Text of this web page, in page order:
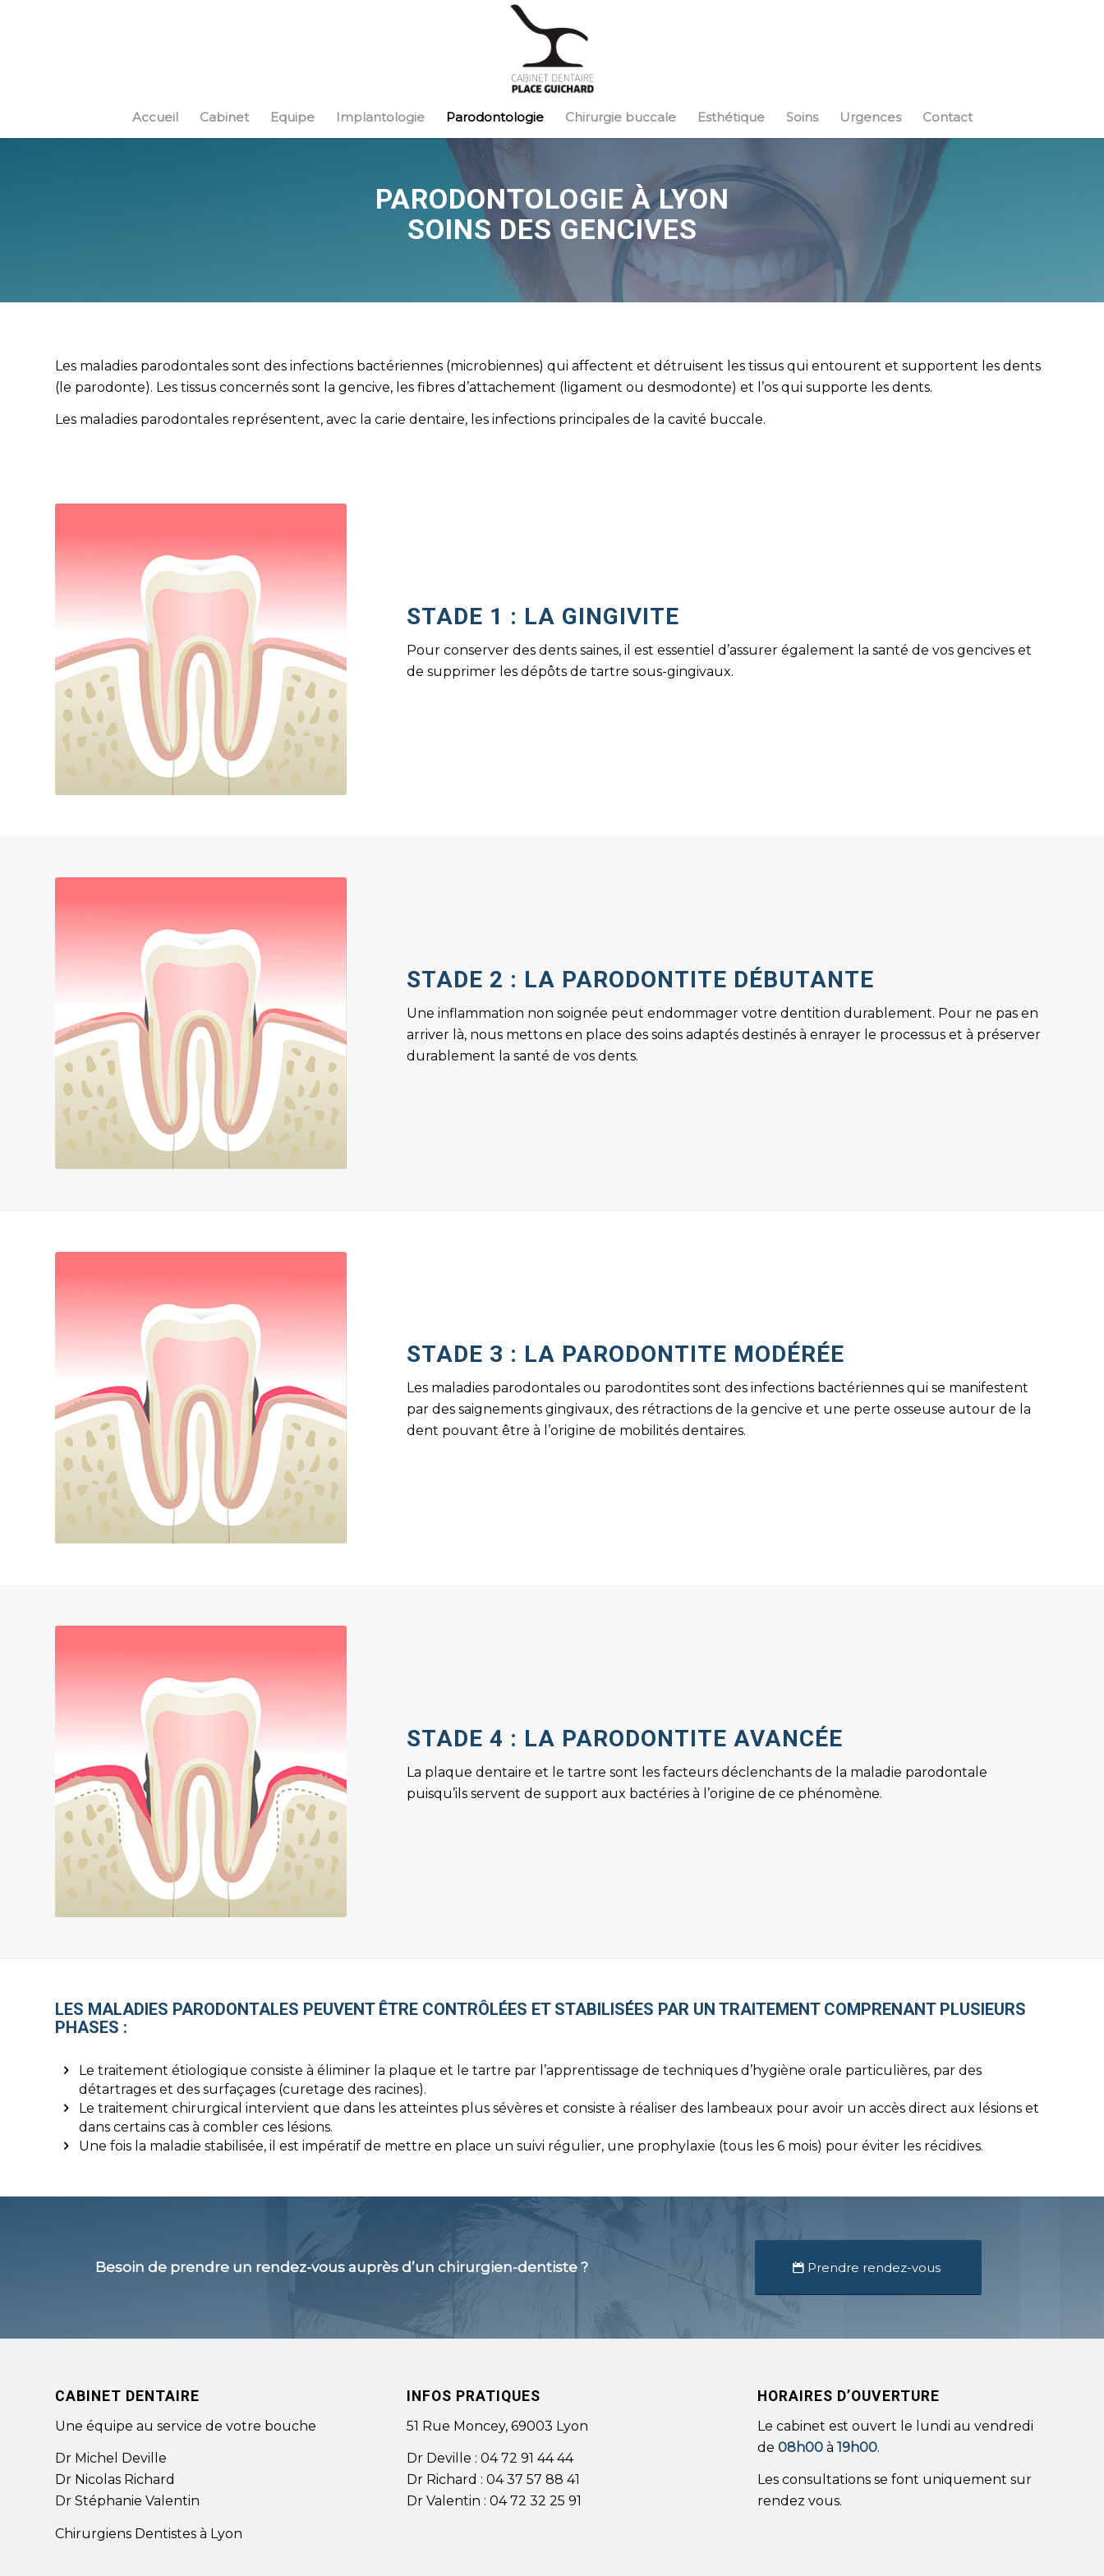
Accueil Cabinet Equipe Implantologie Parodontologie Chirurgie buccale Esthétique Soins Urgences Contact
PARODONTOLOGIE À LYON
SOINS DES GENCIVES
Les maladies parodontales sont des infections bactériennes (microbiennes) qui affectent et détruisent les tissus qui entourent et supportent les dents
(le parodonte). Les tissus concernés sont la gencive, les fibres d’attachement (ligament ou desmodonte) et l’os qui supporte les dents.
Les maladies parodontales représentent, avec la carie dentaire, les infections principales de la cavité buccale.
STADE 1 : LA GINGIVITE
Pour conserver des dents saines, il est essentiel d’assurer également la santé de vos gencives et
de supprimer les dépôts de tartre sous-gingivaux.
STADE 2 : LA PARODONTITE DÉBUTANTE
Une inflammation non soignée peut endommager votre dentition durablement. Pour ne pas en
arriver là, nous mettons en place des soins adaptés destinés à enrayer le processus et à préserver
durablement la santé de vos dents.
STADE 3 : LA PARODONTITE MODÉRÉE
Les maladies parodontales ou parodontites sont des infections bactériennes qui se manifestent
par des saignements gingivaux, des rétractions de la gencive et une perte osseuse autour de la
dent pouvant être à l’origine de mobilités dentaires.
STADE 4 : LA PARODONTITE AVANCÉE
La plaque dentaire et le tartre sont les facteurs déclenchants de la maladie parodontale
puisqu’ils servent de support aux bactéries à l’origine de ce phénomène.
LES MALADIES PARODONTALES PEUVENT ÊTRE CONTRÔLÉES ET STABILISÉES PAR UN TRAITEMENT COMPRENANT PLUSIEURS
PHASES :
Le traitement étiologique consiste à éliminer la plaque et le tartre par l’apprentissage de techniques d’hygiène orale particulières, par des
détartrages et des surfaçages (curetage des racines).
Le traitement chirurgical intervient que dans les atteintes plus sévères et consiste à réaliser des lambeaux pour avoir un accès direct aux lésions et
dans certains cas à combler ces lésions.
Une fois la maladie stabilisée, il est impératif de mettre en place un suivi régulier, une prophylaxie (tous les 6 mois) pour éviter les récidives.
Besoin de prendre un rendez-vous auprès d’un chirurgien-dentiste? Prendre rendez-vous
CABINET DENTAIRE
Une équipe au service de votre bouche
Dr Michel Deville
Dr Nicolas Richard
Dr Stéphanie Valentin
Chirurgiens Dentistes à Lyon
INFOS PRATIQUES
51 Rue Moncey, 69003 Lyon
Dr Deville : 04 72 91 44 44
Dr Richard : 04 37 57 88 41
Dr Valentin : 04 72 32 25 91
HORAIRES D’OUVERTURE
Le cabinet est ouvert le lundi au vendredi
de08h00 à19h00.
Les consultations se font uniquement sur
rendez vous.